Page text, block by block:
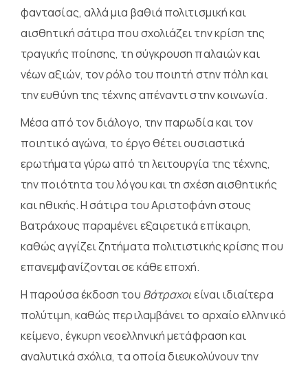
φαντασίας, αλλά μια βαθιά πολιτισμική και
αισθητική σάτιρα που σχολιάζει την κρίση της
τραγικής ποίησης, τη σύγκρουση παλαιών και
νέων αξιών, τον ρόλο του ποιητή στην πόλη και
την ευθύνη της τέχνης απέναντι στην κοινωνία.
Μέσα από τον διάλογο, την παρωδία και τον
ποιητικό αγώνα, το έργο θέτει ουσιαστικά
ερωτήματα γύρω από τη λειτουργία της τέχνης,
την ποιότητα του λόγου και τη σχέση αισθητικής
και ηθικής. Η σάτιρα του Αριστοφάνη στους
Βατράχους παραμένει εξαιρετικά επίκαιρη,
καθώς αγγίζει ζητήματα πολιτιστικής κρίσης που
επανεμφανίζονται σε κάθε εποχή.
Η παρούσα έκδοση του Βάτραχοιείναι ιδιαίτερα
πολύτιμη, καθώς περιλαμβάνει το αρχαίο ελληνικό
κείμενο, έγκυρη νεοελληνική μετάφραση και
αναλυτικά σχόλια, τα οποία διευκολύνουν την